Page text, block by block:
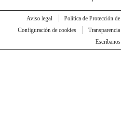
Aviso legal Política de Protección
Configuración de cookies
Transparencia
Escríbanos